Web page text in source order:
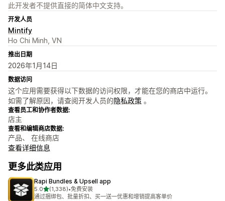
此开发者不提供直接的简体中文支持。
开发人员
Mintify
Ho Chi Minh, VN
推出日期
2026年1月14日
数据访问
这个应用需要获得以下数据的访问权限，才能在您的商店中运行。
如需了解原因，请查阅开发人员的隐私政策 。
查看员工和协作者数据:
店主
查看和编辑商店数据:
产品、 在线商店
查看详细信息
更多此类应用
Rapi Bundles & Upsell app
5.0星（满分 5 星）
(1,338)
总共 1338 条评论
•免费安装
通过捆绑包、批量折扣、买一送一优惠和增销提高客单价